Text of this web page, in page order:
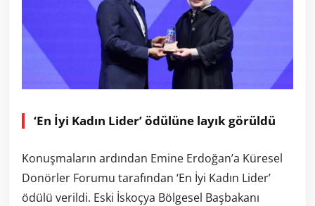
‘En İyi Kadın Lider’ ödülüne layık görüldü
Konuşmaların ardından Emine Erdoğan’a Küresel
Donörler Forumu tarafından ‘En İyi Kadın Lider’
ödülü verildi. Eski İskoçya Bölgesel Başbakanı